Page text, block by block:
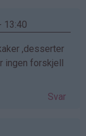
13:40
,desserter
ingen forskjell
Svar